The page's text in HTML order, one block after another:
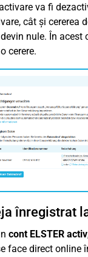
va fi
cât și cererea
nule. În acest
cerere.
înregistrat
cont ELSTER activ
face direct online